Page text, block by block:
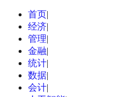
首页|
经济|
管理|
金融|
统计|
数据|
会计|